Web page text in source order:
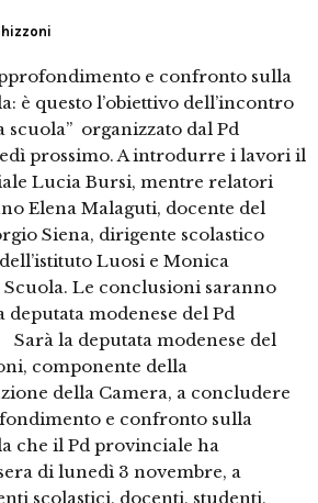
e confronto sulla
è questo l’obiettivo dell’incontro
scuola” organizzato dal Pd
prossimo. A introdurre i lavori il
Lucia Bursi, mentre relatori
Elena Malaguti, docente del
Siena, dirigente scolastico
Luosi e Monica
Le conclusioni saranno
deputata modenese del Pd
la deputata modenese del
componente della
della Camera, a concludere
e confronto sulla
che il Pd provinciale ha
di lunedì 3 novembre, a
scolastici, docenti, studenti,